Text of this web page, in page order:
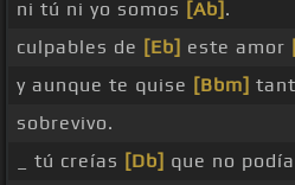
ni tú ni yo somos [Ab] .
culpables de [Eb] este amor
y aunque te quise [Bbm]
sobrevivo.
_ tú creías [Db] que no